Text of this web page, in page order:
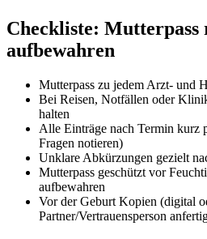
Checkliste:
aufbewahren
Mutterpass zu jedem Arzt- und
Bei Reisen, Notfällen oder
halten
Alle Einträge nach Termin kurz
Fragen notieren)
Unklare Abkürzungen gezielt
Mutterpass geschützt vor
aufbewahren
Vor der Geburt Kopien (digital
Partner/Vertrauensperson